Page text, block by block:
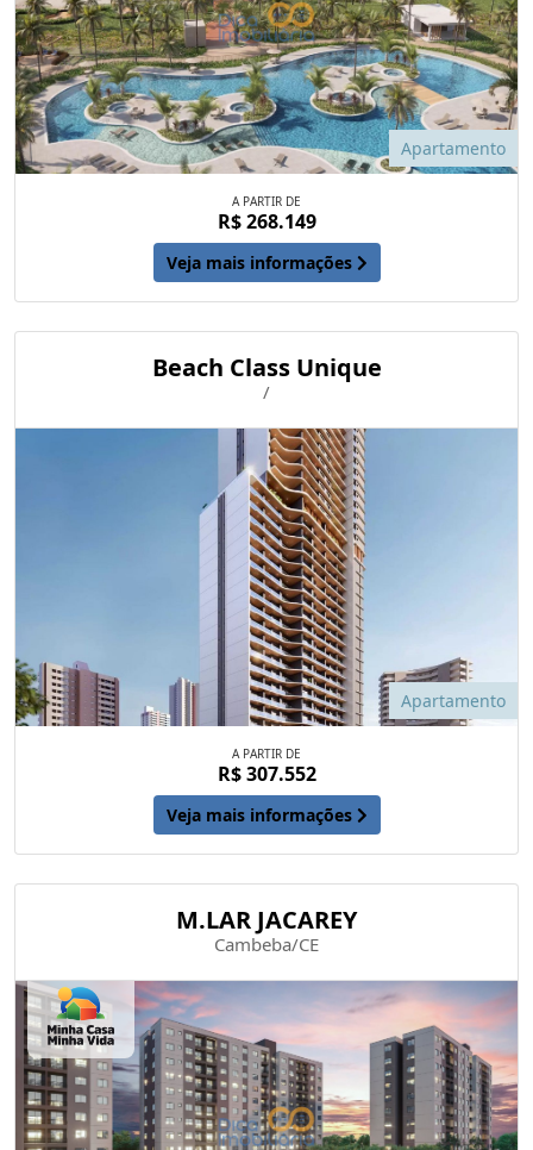
Apartamento
A PARTIR DE
R$ 268.149
Veja mais informações
Beach Class Unique
/
Apartamento
A PARTIR DE
R$ 307.552
Veja mais informações
M.LAR JACAREY
Cambeba/CE